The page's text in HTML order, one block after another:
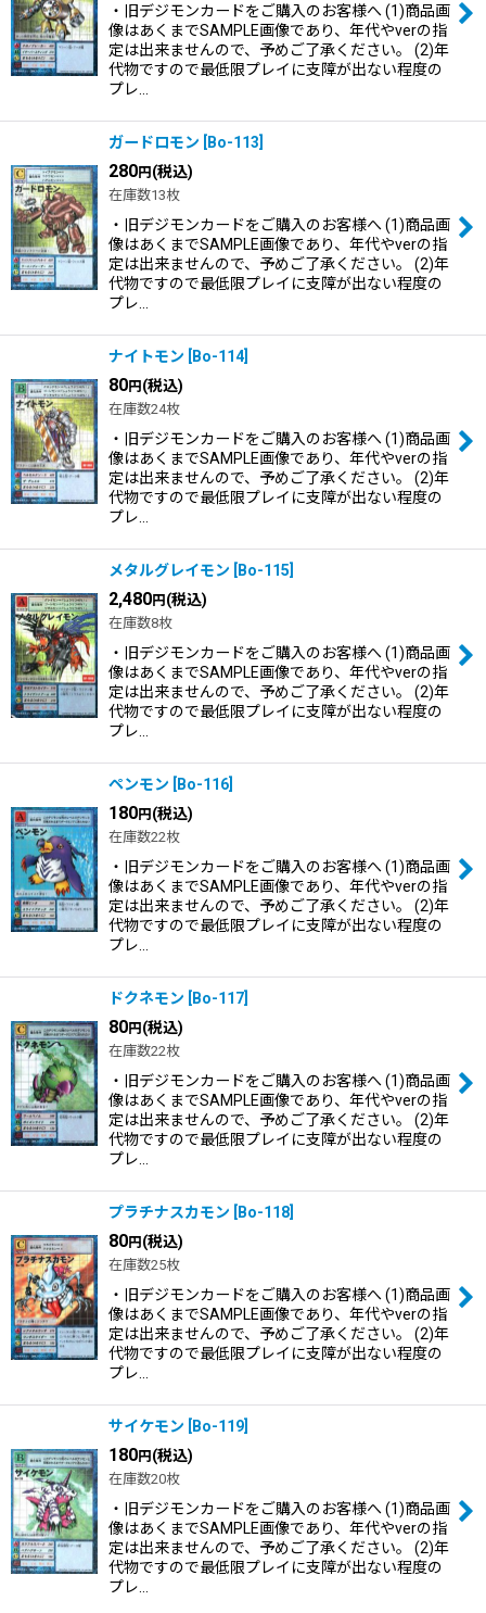
・旧デジモンカードをご購入のお客様へ (1)商品画
像はあくまでSAMPLE画像であり、年代やverの指
定は出来ませんので、予めご了承ください。 (2)年
代物ですので最低限プレイに支障が出ない程度の
プレ…
ガードロモン Bo-113
280円(税込)
在庫数13枚
・旧デジモンカードをご購入のお客様へ (1)商品画
像はあくまでSAMPLE画像であり、年代やverの指
定は出来ませんので、予めご了承ください。 (2)年
代物ですので最低限プレイに支障が出ない程度の
プレ…
ナイトモン Bo-114]
80円(税込)
在庫数24枚
・旧デジモンカードをご購入のお客様へ (1)商品画
像はあくまでSAMPLE画像であり、年代やverの指
定は出来ませんので、予めご了承ください。 (2)年
代物ですので最低限プレイに支障が出ない程度の
プレ…
メタルグレイモン Bo-115
2,480円(税込)
在庫数8枚
・旧デジモンカードをご購入のお客様へ (1)商品画
像はあくまでSAMPLE画像であり、年代やverの指
定は出来ませんので、予めご了承ください。 (2)年
代物ですので最低限プレイに支障が出ない程度の
プレ…
ペンモン Bo-116
180円(税込)
在庫数22枚
・旧デジモンカードをご購入のお客様へ (1)商品画
像はあくまでSAMPLE画像であり、年代やverの指
定は出来ませんので、予めご了承ください。 (2)年
代物ですので最低限プレイに支障が出ない程度の
プレ…
ドクネモン Bo-117
80円(税込)
在庫数22枚
・旧デジモンカードをご購入のお客様へ (1)商品画
像はあくまでSAMPLE画像であり、年代やverの指
定は出来ませんので、予めご了承ください。 (2)年
代物ですので最低限プレイに支障が出ない程度の
プレ…
プラチナスカモン Bo-118
80円(税込)
在庫数25枚
・旧デジモンカードをご購入のお客様へ (1)商品画
像はあくまでSAMPLE画像であり、年代やverの指
定は出来ませんので、予めご了承ください。 (2)年
代物ですので最低限プレイに支障が出ない程度の
プレ…
サイケモン Bo-119
180円(税込)
在庫数20枚
・旧デジモンカードをご購入のお客様へ (1)商品画
像はあくまでSAMPLE画像であり、年代やverの指
定は出来ませんので、予めご了承ください。 (2)年
代物ですので最低限プレイに支障が出ない程度の
プレ…